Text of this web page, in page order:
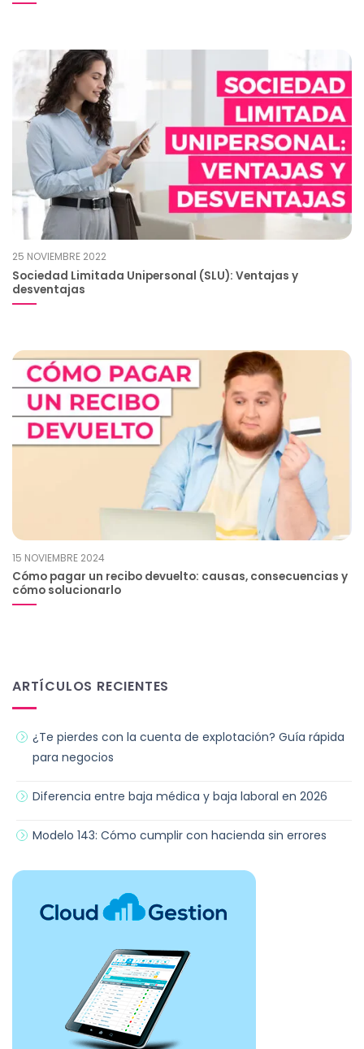
25 NOVIEMBRE 2022
Sociedad Limitada Unipersonal (SLU): Ventajas y
desventajas
15 NOVIEMBRE 2024
Cómo pagar un recibo devuelto: causas, consecuencias y
cómo solucionarlo
ARTÍCULOS RECIENTES
¿Te pierdes con la cuenta de explotación? Guía rápida
para negocios
Diferencia entre baja médica y baja laboral en 2026
Modelo 143: Cómo cumplir con hacienda sin errores